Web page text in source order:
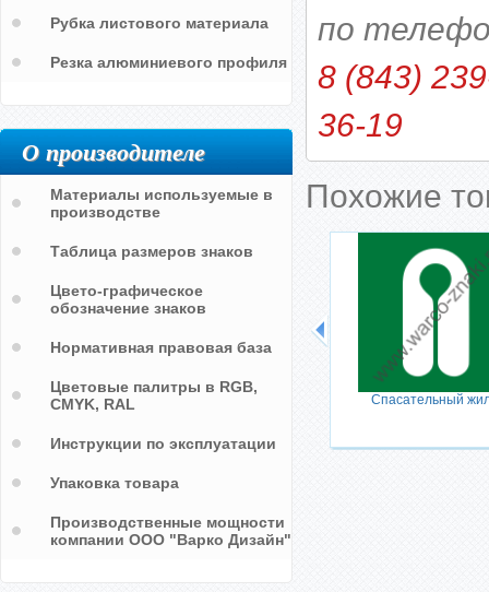
по
8 (843)
36-19
Похожие
Спасательный
Рубка листового материала
Резка алюминиевого профиля
О производителе
Материалы используемые в
производстве
Таблица размеров знаков
Цвето-графическое
обозначение знаков
Нормативная правовая база
Цветовые палитры в RGB,
CMYK, RAL
Инструкции по эксплуатации
Упаковка товара
Производственные мощности
компании ООО "Варко Дизайн"